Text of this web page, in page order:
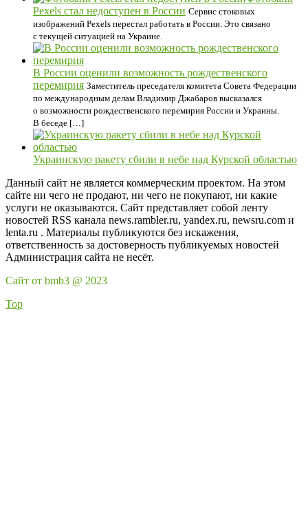
Pexels стал недоступен в России Сервис стоковых
изображений Pexels перестал работать в России. Это связано
с текущей ситуацией на Украине.
В России оценили возможность рождественского
перемирия Заместитель преседателя комитета Совета Федерации
по международным делам Владимир Джабаров высказался
о возможности рождественского перемирия России и Украины.
В беседе […]
Украинскую ракету сбили в небе над Курской областью
Данный сайт не является коммерческим проектом. На этом
сайте ни чего не продают, ни чего не покупают, ни какие
услуги не оказываются. Сайт представляет собой ленту
новостей RSS канала news.rambler.ru, yandex.ru, newsru.com и
lenta.ru . Материалы публикуются без искажения,
ответственность за достоверность публикуемых новостей
Администрация сайта не несёт.
Сайт от bmb3 @ 2023
Top